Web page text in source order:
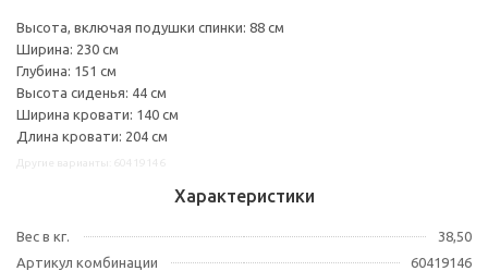
Высота, включая подушки спинки: 88 см
Ширина: 230 см
Глубина: 151 см
Высота сиденья: 44 см
Ширина кровати: 140 см
Длина кровати: 204 см
Характеристики
Вес в кг.
38,50
Артикул комбинации
60419146